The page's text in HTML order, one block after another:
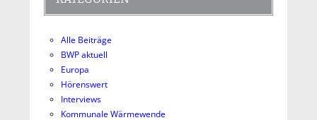
Alle Beiträge
BWP aktuell
Europa
Hörenswert
Interviews
Kommunale Wärmewende